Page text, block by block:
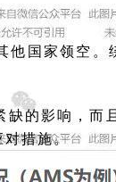
国家领空
的影响，
对措施。